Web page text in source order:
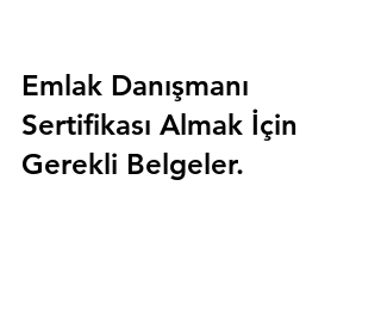
Emlak Danışmanı
Sertifikası Almak İçin
Gerekli Belgeler.